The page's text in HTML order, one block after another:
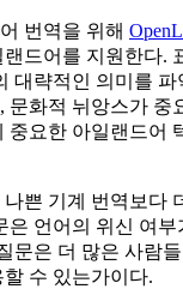
번역을 위해 OpenL
드어를 지원한다.
대략적인 의미를 파
문화적 뉘앙스가 중
중요한 아일랜드어
쁜 기계 번역보다
은 언어의 위신 여부
문은 더 많은 사람
수 있는가이다.